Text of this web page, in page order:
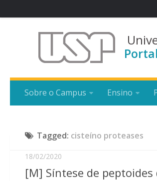
Sobre o Campus Ensino
Tagged: cisteíno proteases
18/02/2020
[M] Síntese de